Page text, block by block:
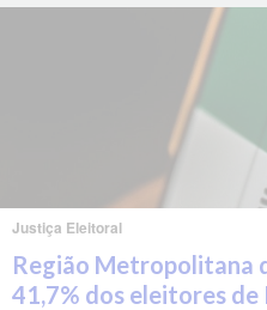
Justiça Eleitoral
Região Metropolitana
41,7% dos eleitores de